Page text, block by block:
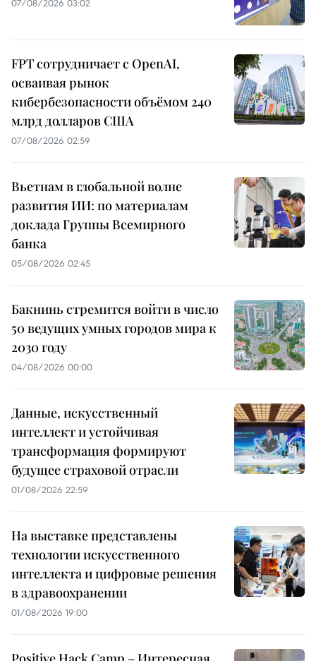
07/08/2026 03:02
FPT сотрудничает с OpenAI,
осваивая рынок
кибербезопасности объёмом 240
млрд долларов США
07/08/2026 02:59
Вьетнам в глобальной волне
развития ИИ: по материалам
доклада Группы Всемирного
банка
05/08/2026 02:45
Бакнинь стремится войти в число
50 ведущих умных городов мира к
2030 году
04/08/2026 00:00
Данные, искусственный
интеллект и устойчивая
трансформация формируют
будущее страховой отрасли
01/08/2026 22:59
На выставке представлены
технологии искусственного
интеллекта и цифровые решения
в здравоохранении
01/08/2026 19:00